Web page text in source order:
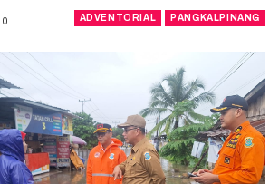
ADVENTORIAL PANGKALPINANG
0